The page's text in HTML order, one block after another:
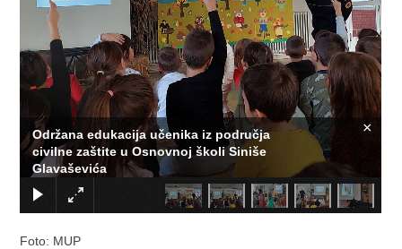
Održana edukacija učenika iz područja
civilne zaštite u Osnovnoj školi Siniše
Glavaševića
×
Foto: MUP